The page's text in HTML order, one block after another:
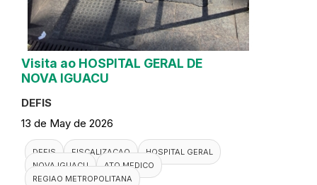
Visita ao HOSPITAL GERAL DE
NOVA IGUACU
DEFIS
13 de May de 2026
DEFIS FISCALIZACAO
HOSPITAL GERAL
NOVA IGUACU
ATO MEDICO
REGIAO METROPOLITANA